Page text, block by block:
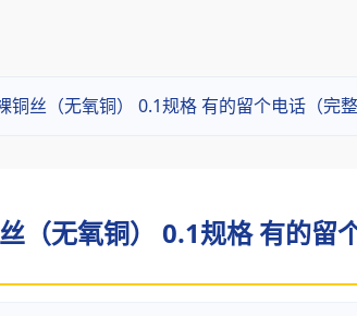
铜丝（无氧铜） 0.1规格 有的留个电话（完整
（无氧铜） 0.1规格 有的留